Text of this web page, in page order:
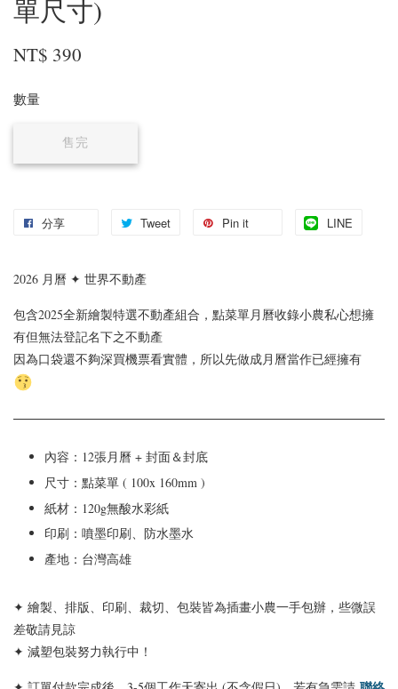
單尺寸)
NT$ 390
數量
售完
分享 Tweet Pin it LINE
2026 月曆 ✦ 世界不動產
包含2025全新繪製特選不動產組合，點菜單月曆收錄小農私心想擁
有但無法登記名下之不動產
因為口袋還不夠深買機票看實體，所以先做成月曆當作已經擁有
內容：12張月曆 + 封面＆封底
尺寸：點菜單 ( 100x 160mm )
紙材：120g無酸水彩紙
印刷：噴墨印刷、防水墨水
產地：台灣高雄
✦ 繪製、排版、印刷、裁切、包裝皆為插畫小農一手包辦，些微誤
差敬請見諒
✦ 減塑包裝努力執行中！